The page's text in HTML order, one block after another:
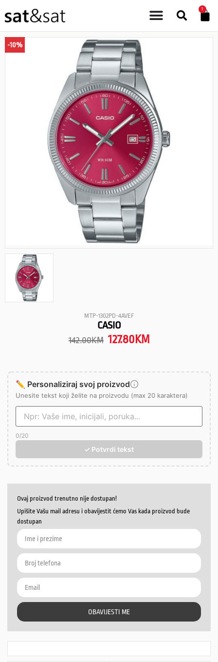
1
-10%
MTP-1302PD-4AVEF
CASIO
142.00KM 127.80 KM
✏️ Personaliziraj svoj proizvod
Unesite tekst koji želite na proizvodu (max 20 karaktera)
0/20
✓ Potvrdi tekst
Ovaj proizvod trenutno nije dostupan!
Upišite Vašu mail adresu i obavijestit ćemo Vas kada proizvod bude
dostupan
OBAVIJESTI ME